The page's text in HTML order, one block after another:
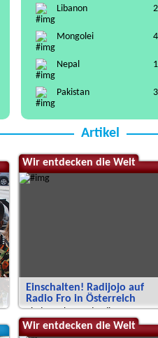
Libanon 2
Mongolei 4
Nepal 1
Pakistan 3
Artikel
Wir entdecken die Welt
Einschalten! Radijojo auf
Radio Fro in Österreich
Kinderrechte und Indien
Wir entdecken die Welt